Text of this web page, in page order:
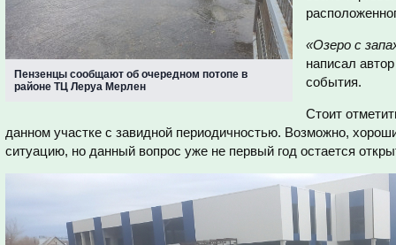
Пензенцы сообщают об очередном потопе в
районе ТЦ Леруа Мерлен
«Озеро с
написал
события.
Стоит
данном участке с завидной периодичностью. Возможно,
ситуацию, но данный вопрос уже не первый год остается